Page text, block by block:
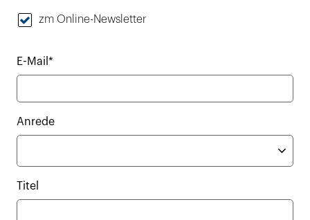
zm Online-Newsletter
E-Mail*
Anrede
Titel